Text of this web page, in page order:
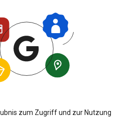
zum Zugriff und zur Nutzung